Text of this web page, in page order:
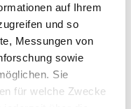
auf Ihrem
und so
Messungen von
sowie
Sie
für welche Zwecke
veröffentlichen